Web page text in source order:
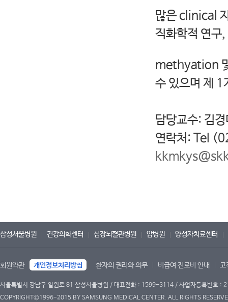
많은 clinical
직화학적 연구,
methyation 및
수 있으며 제
담당교수: 김
연락처: Tel
삼성서울병원 건강의학센터 심장뇌혈관병원 암병원 양성자치료센터
회원약관 개인정보처리방침 환자의 권리와 의무 비급여 진료비 안내 고
서울특별시 강남구 일원로 81 삼성서울병원 / 대표전화 : 1599-3114 / 사업자등록번호
COPYRIGHT©1996-2015 BY SAMSUNG MEDICAL CENTER. ALL RIGHTS